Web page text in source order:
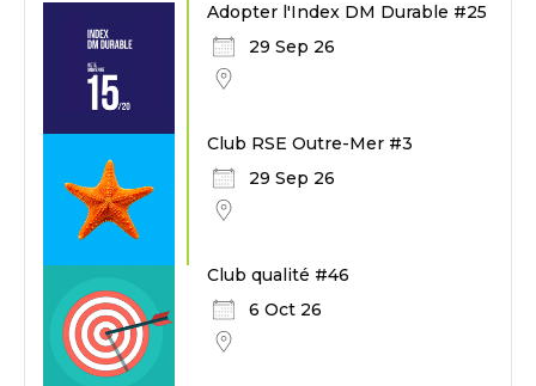
Adopter l'Index DM Durable #25
29 Sep 26
Club RSE Outre-Mer #3
29 Sep 26
Club qualité #46
6 Oct 26